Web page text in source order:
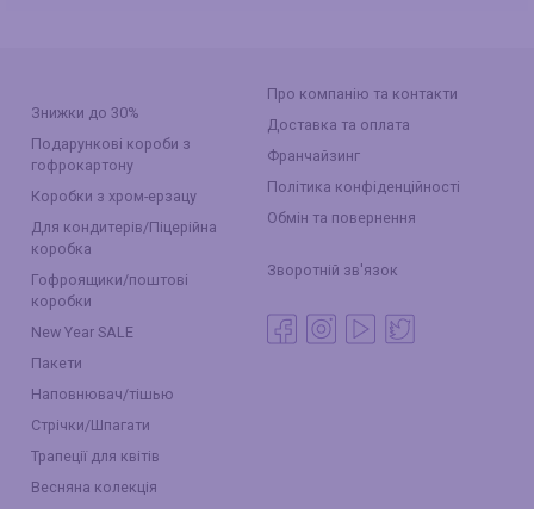
Знижки до 30%
Подарункові короби з
гофрокартону
Коробки з хром-ерзацу
Для кондитерів/Піцерійна
коробка
Гофроящики/поштові
коробки
New Year SALE
Пакети
Наповнювач/тішью
Стрічки/Шпагати
Трапеції для квітів
Весняна колекція
Про компанію та контакти
Доставка та оплата
Франчайзинг
Політика конфіденційності
Обмін та повернення
Зворотній зв'язок